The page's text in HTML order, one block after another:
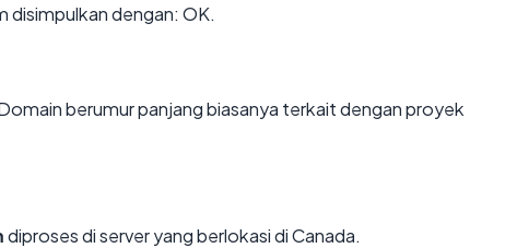
disimpulkan dengan: OK.
berumur panjang biasanya terkait dengan proyek
diproses di server yang berlokasi di Canada.